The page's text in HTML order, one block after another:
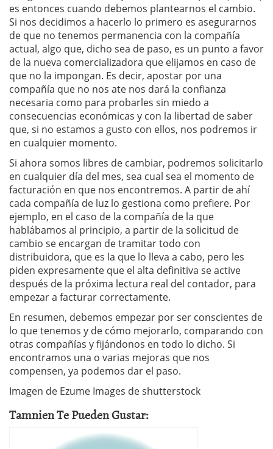
es entonces cuando debemos plantearnos el cambio.
Si nos decidimos a hacerlo lo primero es asegurarnos
de que no tenemos permanencia con la compañía
actual, algo que, dicho sea de paso, es un punto a favor
de la nueva comercializadora que elijamos en caso de
que no la impongan. Es decir, apostar por una
compañía que no nos ate nos dará la confianza
necesaria como para probarles sin miedo a
consecuencias económicas y con la libertad de saber
que, si no estamos a gusto con ellos, nos podremos ir
en cualquier momento.
Si ahora somos libres de cambiar, podremos solicitarlo
en cualquier día del mes, sea cual sea el momento de
facturación en que nos encontremos. A partir de ahí
cada compañía de luz lo gestiona como prefiere. Por
ejemplo, en el caso de la compañía de la que
hablábamos al principio, a partir de la solicitud de
cambio se encargan de tramitar todo con
distribuidora, que es la que lo lleva a cabo, pero les
piden expresamente que el alta definitiva se active
después de la próxima lectura real del contador, para
empezar a facturar correctamente.
En resumen, debemos empezar por ser conscientes de
lo que tenemos y de cómo mejorarlo, comparando con
otras compañías y fijándonos en todo lo dicho. Si
encontramos una o varias mejoras que nos
compensen, ya podemos dar el paso.
Imagen de Ezume Images de shutterstock
Tamnien Te Pueden Gustar: